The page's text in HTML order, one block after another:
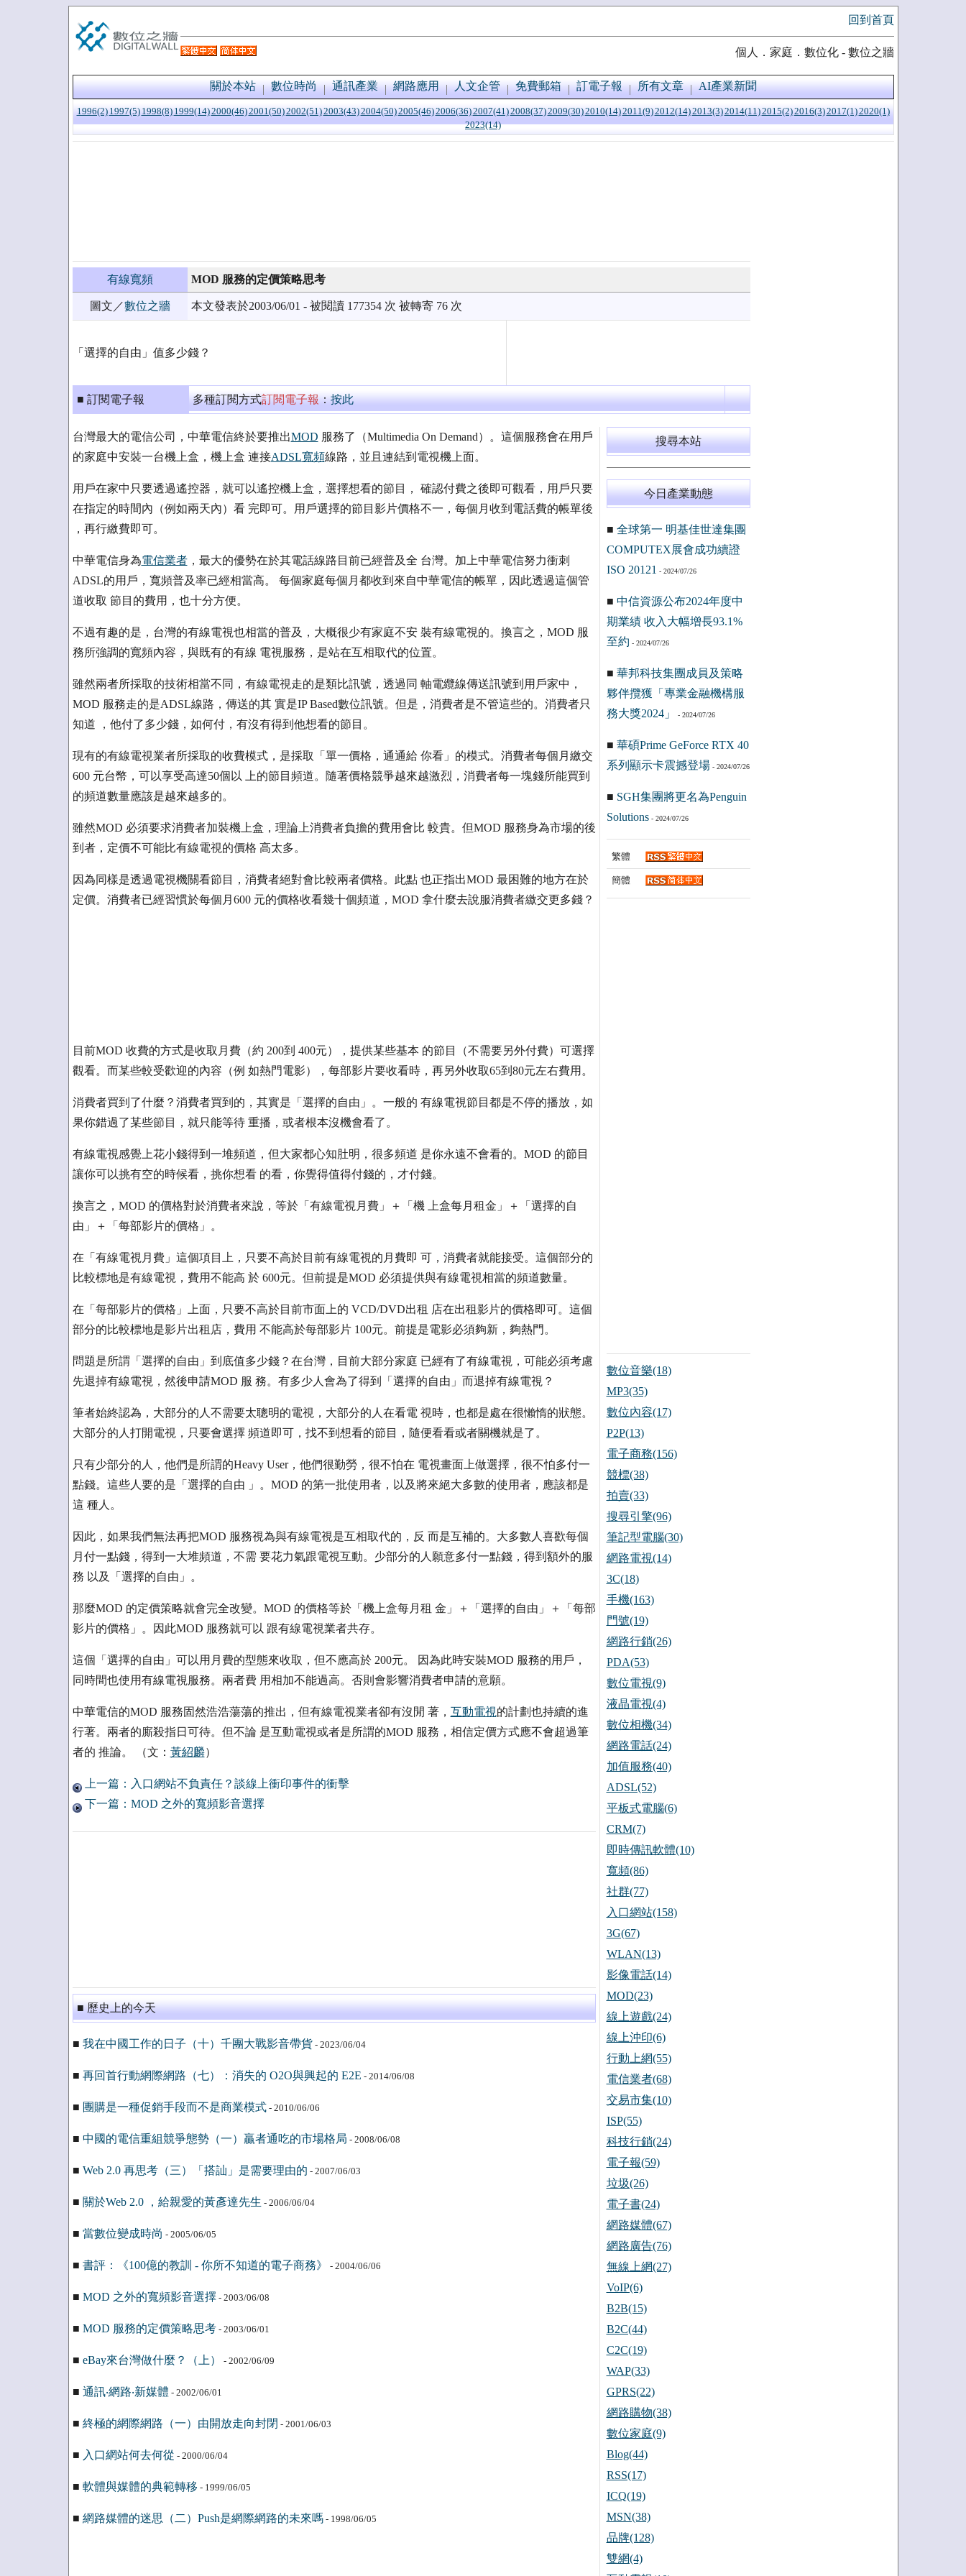
回到首頁
個人．家庭．數位化 - 數位之牆
關於本站 數位時尚 通訊產業 網路應用 人文企管 免費郵箱 訂電子報 所有文章 AI產業新聞
1996(2) 1997(5) 1998(8) 1999(14)2000(46)2001(50)2002(51)2003(43)2004(50)2005(46)2006(36)2007(41)2008(37)2009(30)2010(14)2011(9)2012(14)2013(3)2014(11)2015(2)2016(3)2017(1)2020(1)
2023(14)
有線寬頻 MOD 服務的定價策略思考
圖文／數位之牆 本文發表於2003/06/01 - 被閱讀 177354 次 被轉寄 76 次
「選擇的自由」值多少錢？
■ 訂閱電子報 多種訂閱方式訂閱電子報：按此
台灣最大的電信公司，中華電信終於要推出MOD 服務了（Multimedia On Demand）。這個服務會在用戶
的家庭中安裝一台機上盒，機上盒 連接ADSL寬頻線路，並且連結到電視機上面。
用戶在家中只要透過遙控器，就可以遙控機上盒，選擇想看的節目， 確認付費之後即可觀看，用戶只要
在指定的時間內（例如兩天內）看 完即可。用戶選擇的節目影片價格不一，每個月收到電話費的帳單後
，再行繳費即可。
中華電信身為電信業者，最大的優勢在於其電話線路目前已經普及全 台灣。加上中華電信努力衝刺
ADSL的用戶，寬頻普及率已經相當高。 每個家庭每個月都收到來自中華電信的帳單，因此透過這個管
道收取 節目的費用，也十分方便。
不過有趣的是，台灣的有線電視也相當的普及，大概很少有家庭不安 裝有線電視的。換言之，MOD 服
務所強調的寬頻內容，與既有的有線 電視服務，是站在互相取代的位置。
雖然兩者所採取的技術相當不同，有線電視走的是類比訊號，透過同 軸電纜線傳送訊號到用戶家中，
MOD 服務走的是ADSL線路，傳送的其 實是IP Based數位訊號。但是，消費者是不管這些的。消費者只
知道 ，他付了多少錢，如何付，有沒有得到他想看的節目。
現有的有線電視業者所採取的收費模式，是採取「單一價格，通通給 你看」的模式。消費者每個月繳交
600 元台幣，可以享受高達50個以 上的節目頻道。隨著價格競爭越來越激烈，消費者每一塊錢所能買到
的頻道數量應該是越來越多的。
雖然MOD 必須要求消費者加裝機上盒，理論上消費者負擔的費用會比 較貴。但MOD 服務身為市場的後
到者，定價不可能比有線電視的價格 高太多。
因為同樣是透過電視機關看節目，消費者絕對會比較兩者價格。此點 也正指出MOD 最困難的地方在於
定價。消費者已經習慣於每個月600 元的價格收看幾十個頻道，MOD 拿什麼去說服消費者繳交更多錢？
目前MOD 收費的方式是收取月費（約 200到 400元），提供某些基本 的節目（不需要另外付費）可選擇
觀看。而某些較受歡迎的內容（例 如熱門電影），每部影片要收看時，再另外收取65到80元左右費用。
消費者買到了什麼？消費者買到的，其實是「選擇的自由」。一般的 有線電視節目都是不停的播放，如
果你錯過了某些節目，就只能等待 重播，或者根本沒機會看了。
有線電視感覺上花小錢得到一堆頻道，但大家都心知肚明，很多頻道 是你永遠不會看的。MOD 的節目
讓你可以挑有空的時候看，挑你想看 的看，你覺得值得付錢的，才付錢。
換言之，MOD 的價格對於消費者來說，等於「有線電視月費」＋「機 上盒每月租金」＋「選擇的自
由」＋「每部影片的價格」。
在「有線電視月費」這個項目上，只要不高於目前有線電視的月費即 可，消費者就能接受。這個部分的
比較標地是有線電視，費用不能高 於 600元。但前提是MOD 必須提供與有線電視相當的頻道數量。
在「每部影片的價格」上面，只要不高於目前市面上的 VCD/DVD出租 店在出租影片的價格即可。這個
部分的比較標地是影片出租店，費用 不能高於每部影片 100元。前提是電影必須夠新，夠熱門。
問題是所謂「選擇的自由」到底值多少錢？在台灣，目前大部分家庭 已經有了有線電視，可能必須考慮
先退掉有線電視，然後申請MOD 服 務。有多少人會為了得到「選擇的自由」而退掉有線電視？
筆者始終認為，大部分的人不需要太聰明的電視，大部分的人在看電 視時，也都是處在很懶惰的狀態。
大部分的人打開電視，只要會選擇 頻道即可，找不到想看的節目，隨便看看或者關機就是了。
只有少部分的人，他們是所謂的Heavy User，他們很勤勞，很不怕在 電視畫面上做選擇，很不怕多付一
點錢。這些人要的是「選擇的自由 」。MOD 的第一批使用者，以及將來絕大多數的使用者，應該都是
這 種人。
因此，如果我們無法再把MOD 服務視為與有線電視是互相取代的，反 而是互補的。大多數人喜歡每個
月付一點錢，得到一大堆頻道，不需 要花力氣跟電視互動。少部分的人願意多付一點錢，得到額外的服
務 以及「選擇的自由」。
那麼MOD 的定價策略就會完全改變。MOD 的價格等於「機上盒每月租 金」＋「選擇的自由」＋「每部
影片的價格」。因此MOD 服務就可以 跟有線電視業者共存。
這個「選擇的自由」可以用月費的型態來收取，但不應高於 200元。 因為此時安裝MOD 服務的用戶，
同時間也使用有線電視服務。兩者費 用相加不能過高。否則會影響消費者申請的意願。
中華電信的MOD 服務固然浩浩蕩蕩的推出，但有線電視業者卻有沒閒 著， 互動電視的計劃也持續的進
行著。兩者的廝殺指日可待。但不論 是互動電視或者是所謂的MOD 服務，相信定價方式應不會超過筆
者的 推論。 （文： 黃紹麟）
上一篇：入口網站不負責任？談線上衝印事件的衝擊
下一篇：MOD 之外的寬頻影音選擇
■ 歷史上的今天
■ 我在中國工作的日子（十）千團大戰影音帶貨- 2023/06/04
■ 再回首行動網際網路（七）：消失的 O2O與興起的 E2E - 2014/06/08
■ 團購是一種促銷手段而不是商業模式- 2010/06/06
■ 中國的電信重組競爭態勢（一）贏者通吃的市場格局 - 2008/06/08
■ Web 2.0 再思考（三）「搭訕」是需要理由的 - 2007/06/03
■ 關於Web 2.0 ，給親愛的黃彥達先生 - 2006/06/04
■ 當數位變成時尚 - 2005/06/05
■ 書評：《100億的教訓 - 你所不知道的電子商務》 - 2004/06/06
■ MOD 之外的寬頻影音選擇- 2003/06/08
■ MOD 服務的定價策略思考- 2003/06/01
■ eBay來台灣做什麼？（上） - 2002/06/09
■ 通訊‧網路‧新媒體 - 2002/06/01
■ 終極的網際網路（一）由開放走向封閉 - 2001/06/03
■ 入口網站何去何從 - 2000/06/04
■ 軟體與媒體的典範轉移 - 1999/06/05
■ 網路媒體的迷思（二）Push是網際網路的未來嗎- 1998/06/05
搜尋本站
今日產業動態
■ 全球第一 明基佳世達集團
COMPUTEX展會成功續證
ISO 20121 - 2024/07/26
■ 中信資源公布2024年度中
期業績 收入大幅增長93.1%
至約 - 2024/07/26
■ 華邦科技集團成員及策略
夥伴攬獲「專業金融機構服
務大獎2024」
- 2024/07/26
■ 華碩Prime GeForce RTX 40
系列顯示卡震撼登場- 2024/07/26
■ SGH集團將更名為Penguin
Solutions- 2024/07/26
繁體
簡體
數位音樂(18)
MP3(35)
數位內容(17)
P2P(13)
電子商務(156)
競標(38)
拍賣(33)
搜尋引擎(96)
筆記型電腦(30)
網路電視(14)
3C(18)
手機(163)
門號(19)
網路行銷(26)
PDA(53)
數位電視(9)
液晶電視(4)
數位相機(34)
網路電話(24)
加值服務(40)
ADSL(52)
平板式電腦(6)
CRM(7)
即時傳訊軟體(10)
寬頻(86)
社群(77)
入口網站(158)
3G(67)
WLAN(13)
影像電話(14)
MOD(23)
線上遊戲(24)
線上沖印(6)
行動上網(55)
電信業者(68)
交易市集(10)
ISP(55)
科技行銷(24)
電子報(59)
垃圾(26)
電子書(24)
網路媒體(67)
網路廣告(76)
無線上網(27)
VoIP(6)
B2B(15)
B2C(44)
C2C(19)
WAP(33)
GPRS(22)
網路購物(38)
數位家庭(9)
Blog(44)
RSS(17)
ICQ(19)
MSN(38)
品牌(128)
雙網(4)